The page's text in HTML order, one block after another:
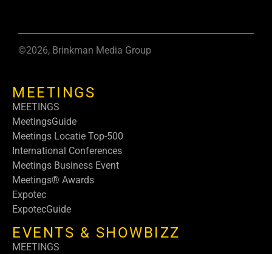
©2026, Brinkman Media Group
MEETINGS
MEETINGS
MeetingsGuide
Meetings Locatie Top-500
International Conferences
Meetings Business Event
Meetings® Awards
Expotec
ExpotecGuide
EVENTS & SHOWBIZZ
MEETINGS